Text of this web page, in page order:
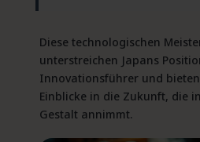
Diese technologischen
unterstreichen Japans
Innovationsführer und
Einblicke in die Zukunft, die
Gestalt annimmt.